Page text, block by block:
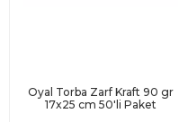
Oyal Torba Zarf Kraft 90 gr
17x25 cm 50'li Paket